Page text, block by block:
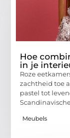
Hoe
in je
Roze
zachtheid toe
pastel tot
Meubels